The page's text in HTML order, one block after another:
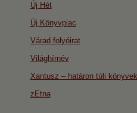
Új Hét
Új Könyvpiac
Várad folyóirat
Világhírnév
Xantusz – határon túli könyvek
zEtna